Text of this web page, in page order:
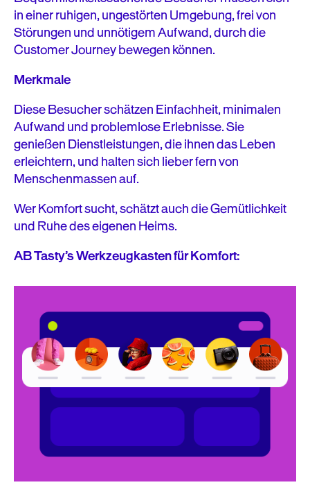
in einer ruhigen, ungestörten Umgebung, frei von
Störungen und unnötigem Aufwand, durch die
Customer Journey bewegen können.
Merkmale
Diese Besucher schätzen Einfachheit, minimalen
Aufwand und problemlose Erlebnisse. Sie
genießen Dienstleistungen, die ihnen das Leben
erleichtern, und halten sich lieber fern von
Menschenmassen auf.
Wer Komfort sucht, schätzt auch die Gemütlichkeit
und Ruhe des eigenen Heims.
AB Tasty’s Werkzeugkasten für Komfort: